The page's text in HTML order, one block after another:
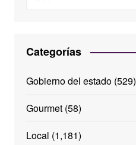
Categorías
Gobierno del estado(529)
Gourmet(58)
Local (1,181)